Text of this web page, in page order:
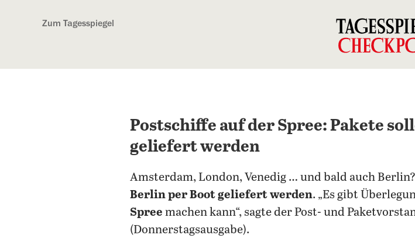
Zum Tagesspiegel
Postschiffe auf der Spree: Pakete
geliefert werden
Amsterdam, London, Venedig … und bald auch Berlin?
Berlin per Boot geliefert werden. „Es gibt
Spree machen kann“, sagte der Post- und
(Donnerstagsausgabe).